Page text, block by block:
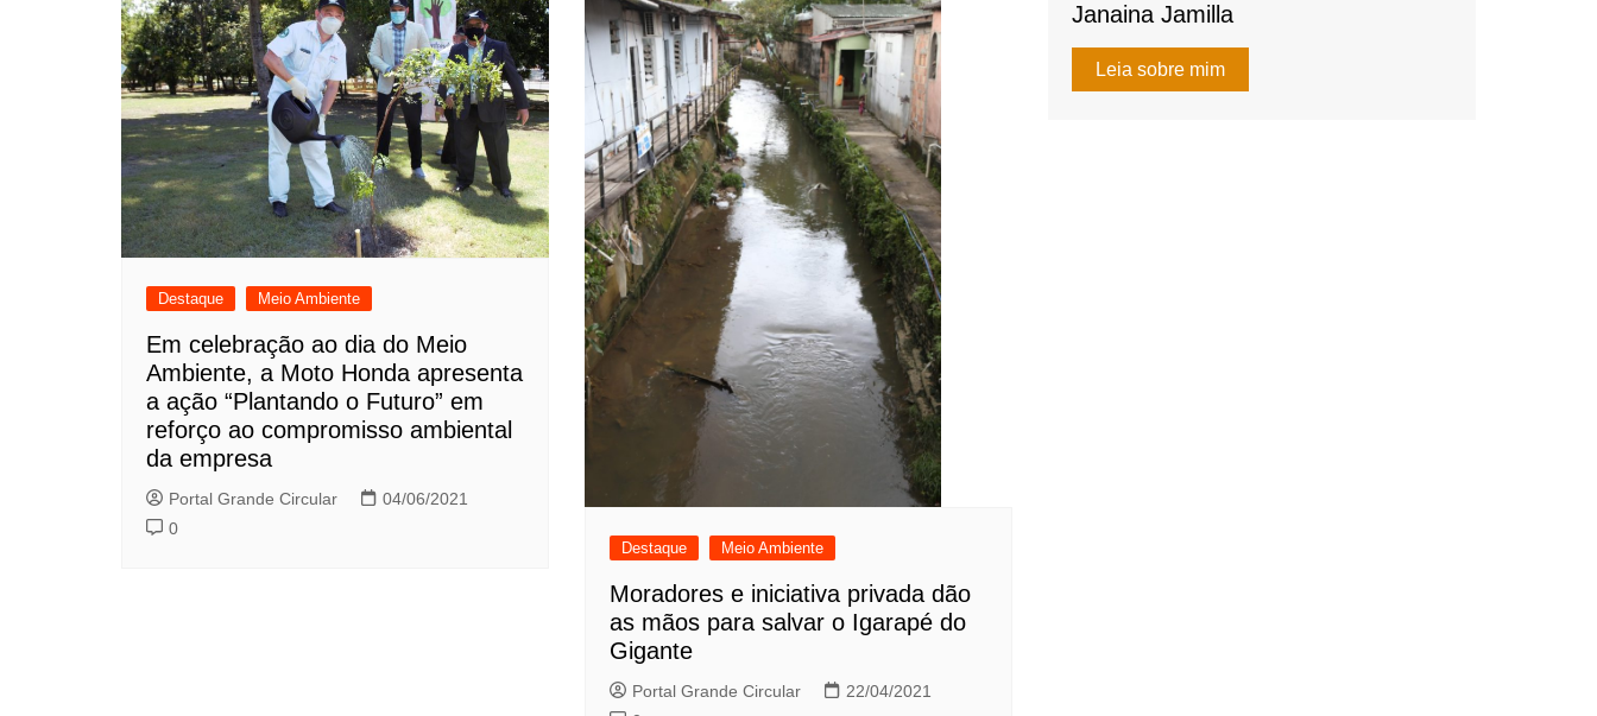
Destaque Meio Ambiente
Em celebração ao dia do Meio
Ambiente, a Moto Honda apresenta
a ação “Plantando o Futuro” em
reforço ao compromisso ambiental
da empresa
Portal Grande Circular
04/06/2021
0
Destaque Meio Ambiente
Moradores e iniciativa privada dão
as mãos para salvar o Igarapé do
Gigante
Portal Grande Circular
22/04/2021
Janaina Jamilla
Leia sobre mim